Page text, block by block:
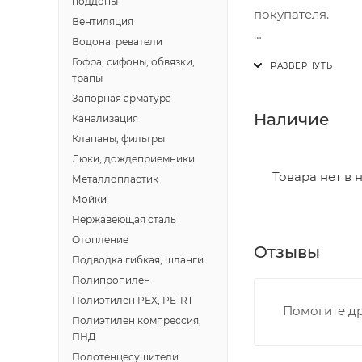
покупателя.
Итоговая
- количества
• Ленина - 65
• Профсоюзная
Наличие
Товара нет в
Отзывы
Помогите
Вентиляция
Водонагреватели
Гофра, сифоны, обвязки,
трапы
Запорная арматура
Канализация
Клапаны, фильтры
Люки, дождеприемники
Металлопластик
Мойки
Нержавеющая сталь
Отопление
Подводка гибкая, шланги
Полипропилен
Полиэтилен PEX, PE-RT
Полиэтилен компрессия,
ПНД
Полотенцесушители